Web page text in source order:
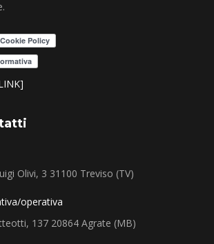
Olivi, 3 31100 Treviso (TV)
operativa
137 20864 Agrate (MB)